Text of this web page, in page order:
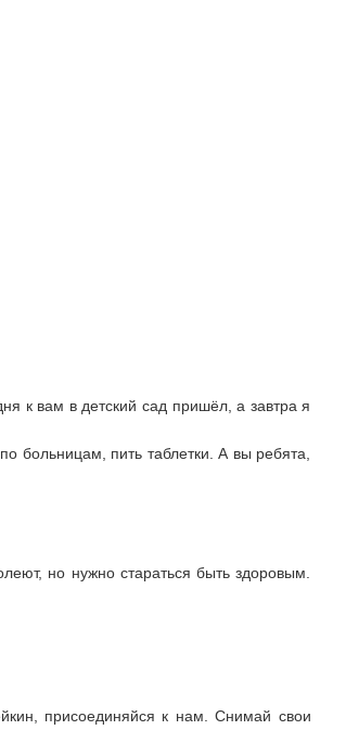
к вам в детский сад пришёл, а завтра я
больницам, пить таблетки. А вы ребята,
но нужно стараться быть здоровым.
присоединяйся к нам. Снимай свои